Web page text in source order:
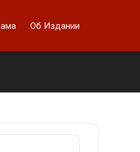
Об Издании